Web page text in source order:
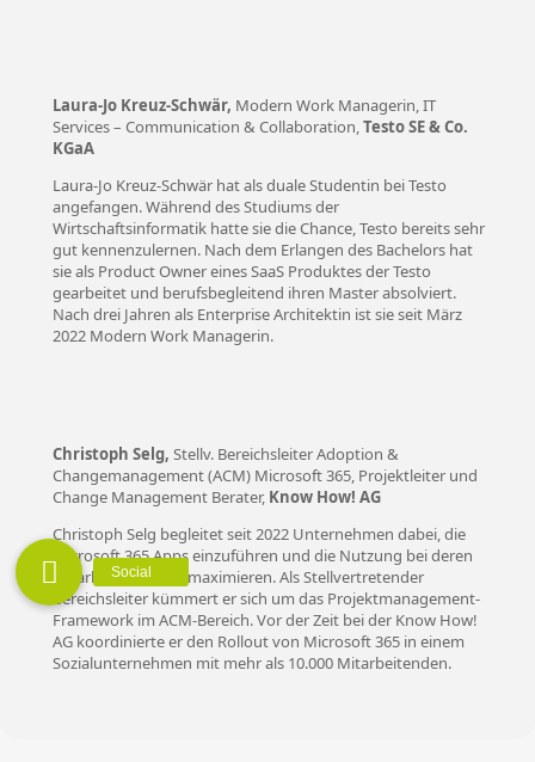
Laura-Jo Kreuz-Schwär, Modern Work Managerin, IT
Services – Communication & Collaboration,Testo SE & Co.
KGaA
Laura-Jo Kreuz-Schwär hat als duale Studentin bei Testo
angefangen. Während des Studiums der
Wirtschaftsinformatik hatte sie die Chance, Testo bereits sehr
gut kennenzulernen. Nach dem Erlangen des Bachelors hat
sie als Product Owner eines SaaS Produktes der Testo
gearbeitet und berufsbegleitend ihren Master absolviert.
Nach drei Jahren als Enterprise Architektin ist sie seit März
2022 Modern Work Managerin.
Christoph Selg, Stellv. Bereichsleiter Adoption &
Changemanagement (ACM) Microsoft 365, Projektleiter und
Change Management Berater, Know How! AG
Christoph Selg begleitet seit 2022 Unternehmen dabei, die
Microsoft 365 Apps einzuführen und die Nutzung bei deren
Mitarbeitenden zu maximieren. Als Stellvertretender
Bereichsleiter kümmert er sich um das Projektmanagement-
Framework im ACM-Bereich. Vor der Zeit bei der Know How!
AG koordinierte er den Rollout von Microsoft 365 in einem
Sozialunternehmen mit mehr als 10.000 Mitarbeitenden.